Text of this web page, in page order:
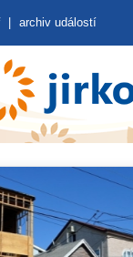
archiv událostí